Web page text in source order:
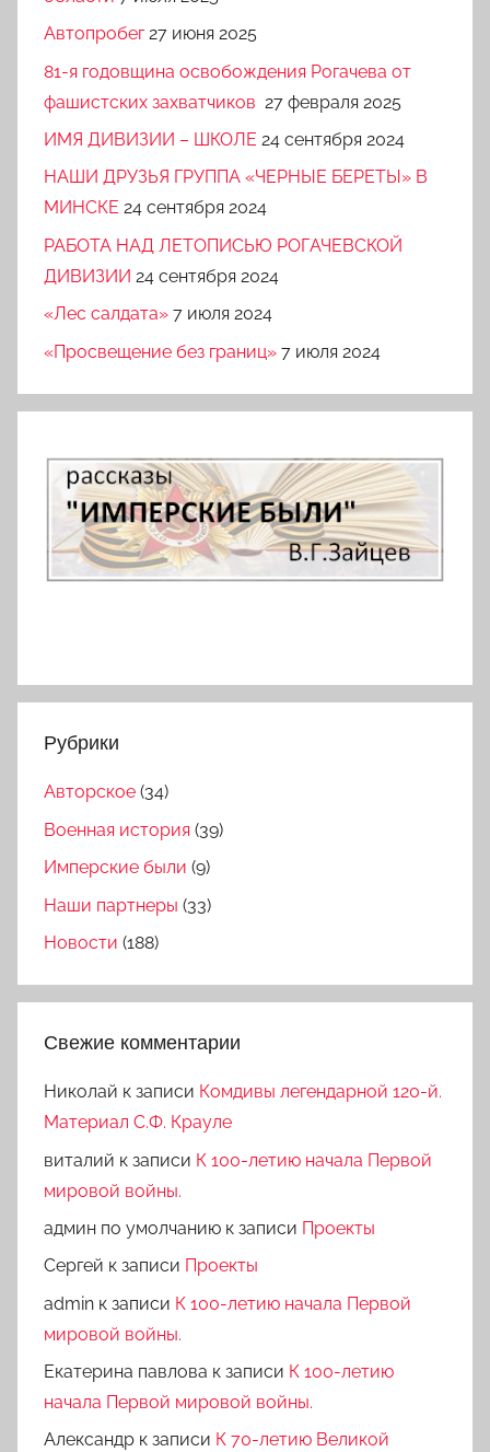
Автопробег 27 июня 2025
81-я годовщина освобождения Рогачева от
фашистских захватчиков 27 февраля 2025
ИМЯ ДИВИЗИИ – ШКОЛЕ 24 сентября 2024
НАШИ ДРУЗЬЯ ГРУППА «ЧЕРНЫЕ БЕРЕТЫ» В
МИНСКЕ 24 сентября 2024
РАБОТА НАД ЛЕТОПИСЬЮ РОГАЧЕВСКОЙ
ДИВИЗИИ 24 сентября 2024
«Лес салдата» 7 июля 2024
«Просвещение без границ» 7 июля 2024
Рубрики
Авторское (34)
Военная история (39)
Имперские были (9)
Наши партнеры (33)
Новости (188)
Свежие комментарии
Николай к записи Комдивы легендарной 120-й.
Материал С.Ф. Крауле
виталий к записи К 100-летию начала Первой
мировой войны.
админ по умолчанию к записи Проекты
Сергей к записи Проекты
admin к записи К 100-летию начала Первой
мировой войны.
Екатерина павлова к записи К 100-летию
начала Первой мировой войны.
Александр к записи К 70-летию Великой